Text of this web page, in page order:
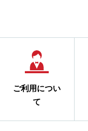
ご利用につい
て